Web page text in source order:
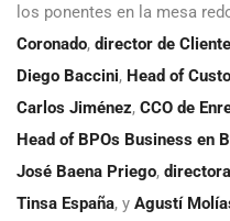
los ponentes en la mesa
Coronado, director de
Diego Baccini, Head of
Carlos Jiménez, CCO de
Head of BPOs Business en
José Baena Priego,
Tinsa España, y Agustí